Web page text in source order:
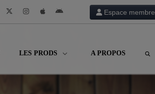
Espace membre
LES PRODS A PROPOS